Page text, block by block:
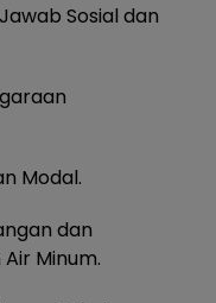
Sosial dan
Modal.
dan
Minum.